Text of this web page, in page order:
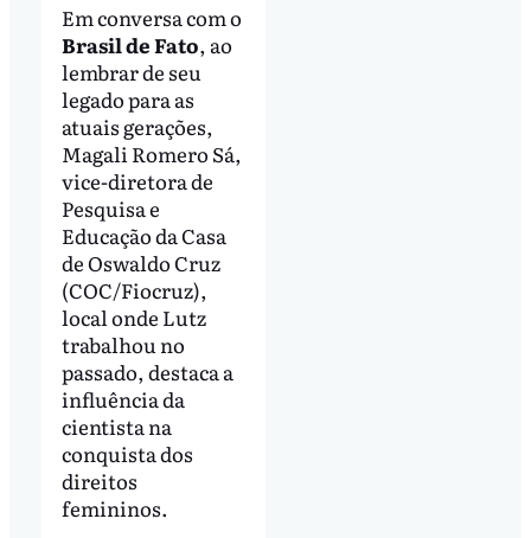
Em conversa com o
Brasil de Fato, ao
lembrar de seu
legado para as
atuais gerações,
Magali Romero Sá,
vice-diretora de
Pesquisa e
Educação da Casa
de Oswaldo Cruz
(COC/Fiocruz),
local onde Lutz
trabalhou no
passado, destaca a
influência da
cientista na
conquista dos
direitos
femininos.